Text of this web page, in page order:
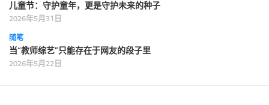
儿童节：守护童年，更是守护未来的种子
2026年5月31日
随笔
当“教师综艺”只能存在于网友的段子里
2026年5月22日